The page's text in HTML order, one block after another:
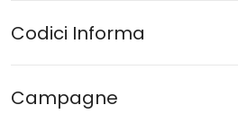
Codici Informa
Campagne